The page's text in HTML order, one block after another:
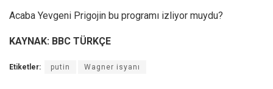
Acaba Yevgeni Prigojin bu programı izliyor muydu?
KAYNAK: BBC TÜRKÇE
Etiketler: putin Wagner isyanı